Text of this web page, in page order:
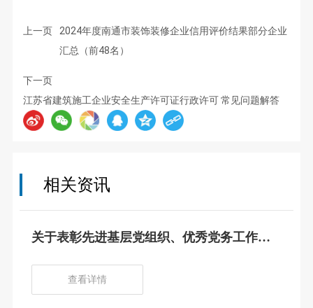
上一页
2024年度南通市装饰装修企业信用评价结果部分企业
汇总（前48名）
下一页
江苏省建筑施工企业安全生产许可证行政许可 常见问题解答
相关资讯
关于表彰先进基层党组织、优秀党务工作
查看详情